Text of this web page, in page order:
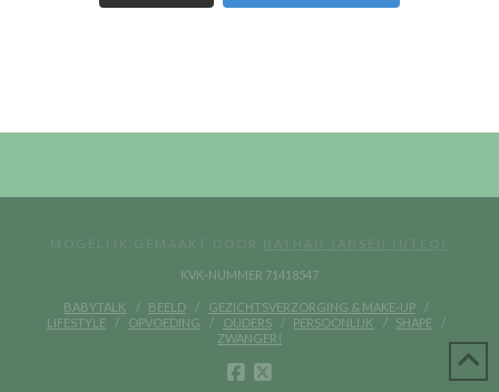
KVK-NUMMER 71418547
BABYTALK BEELD
GEZICHTSVERZORGING & MAKE-UP
LIFESTYLE
OPVOEDING OUDERS PERSOONLIJK
SHAPE
ZWANGER!